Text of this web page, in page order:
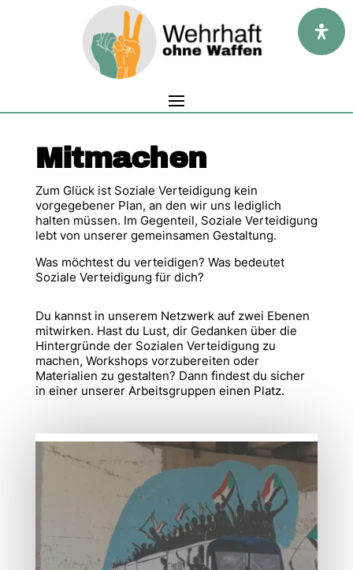
Mitmachen
Zum Glück ist Soziale Verteidigung kein
vorgegebener Plan, an den wir uns lediglich
halten müssen. Im Gegenteil, Soziale Verteidigung
lebt von unserer gemeinsamen Gestaltung.
Was möchtest du verteidigen? Was bedeutet
Soziale Verteidigung für dich?
Du kannst in unserem Netzwerk auf zwei Ebenen
mitwirken. Hast du Lust, dir Gedanken über die
Hintergründe der Sozialen Verteidigung zu
machen, Workshops vorzubereiten oder
Materialien zu gestalten? Dann findest du sicher
in einer unserer Arbeitsgruppen einen Platz.